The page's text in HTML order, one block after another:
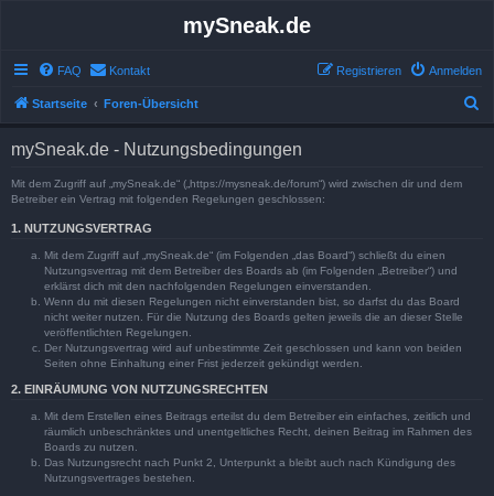
mySneak.de
FAQ Kontakt Anmelden
Registrieren
Startseite Foren-Übersicht
mySneak.de - Nutzungsbedingungen
Mit dem Zugriff auf „mySneak.de“ („https://mysneak.de/forum“) wird zwischen dir und dem
Betreiber ein Vertrag mit folgenden Regelungen geschlossen:
1. NUTZUNGSVERTRAG
Mit dem Zugriff auf „mySneak.de“ (im Folgenden „das Board“) schließt du einen
Nutzungsvertrag mit dem Betreiber des Boards ab (im Folgenden „Betreiber“) und
erklärst dich mit den nachfolgenden Regelungen einverstanden.
Wenn du mit diesen Regelungen nicht einverstanden bist, so darfst du das Board
nicht weiter nutzen. Für die Nutzung des Boards gelten jeweils die an dieser Stelle
veröffentlichten Regelungen.
Der Nutzungsvertrag wird auf unbestimmte Zeit geschlossen und kann von beiden
Seiten ohne Einhaltung einer Frist jederzeit gekündigt werden.
2. EINRÄUMUNG VON NUTZUNGSRECHTEN
Mit dem Erstellen eines Beitrags erteilst du dem Betreiber ein einfaches, zeitlich und
räumlich unbeschränktes und unentgeltliches Recht, deinen Beitrag im Rahmen des
Boards zu nutzen.
Das Nutzungsrecht nach Punkt 2, Unterpunkt a bleibt auch nach Kündigung des
Nutzungsvertrages bestehen.